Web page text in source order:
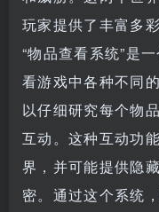
玩家提供了丰富多
“物品查看系统”是
看游戏中各种不同
以仔细研究每个物
互动。这种互动功
界，并可能提供隐
密。通过这个系统